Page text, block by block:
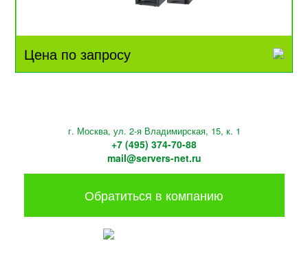
Цена по запросу
г. Москва, ул. 2-я Владимирская, 15, к. 1
+7 (495) 374-70-88
mail@servers-net.ru
Обратиться в компанию